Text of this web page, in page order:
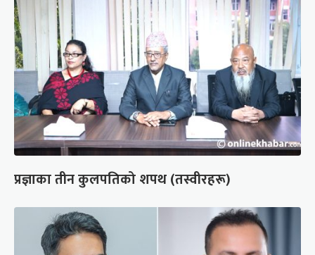
प्रज्ञाका तीन कुलपतिको शपथ (तस्वीरहरू)